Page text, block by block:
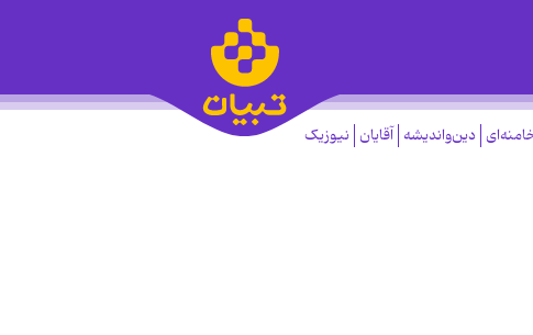
دین‌واندیشه آقایان نیوزیک